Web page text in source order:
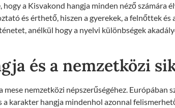
a Kisvakond hangja minden néző számára
és érthető, hiszen a gyerekek, a felnőttek és
anélkül hogy a nyelvi különbségek
és a nemzetközi
nemzetközi népszerűségéhez. Európában
a karakter hangja mindenhol azonnal